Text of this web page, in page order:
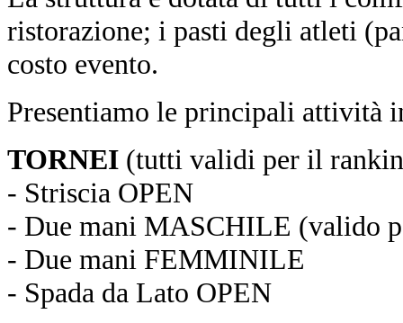
ristorazione; i pasti degli atleti
costo evento.
Presentiamo le principali attività
TORNEI (tutti validi per il
- Striscia OPEN
- Due mani MASCHILE (valido
- Due mani FEMMINILE
- Spada da Lato OPEN